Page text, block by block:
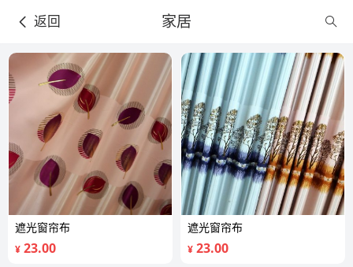
返回 家居
遮光窗帘布
¥ 23.00
遮光窗帘布
¥ 23.00